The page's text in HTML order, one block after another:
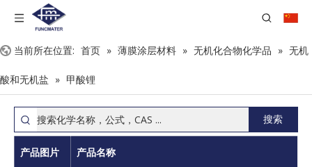
当前所在位置: 首页 » 薄膜涂层材料 » 无机化合物化学品 » 无机
酸和无机盐 » 甲酸锂
搜索
产品图片 产品名称